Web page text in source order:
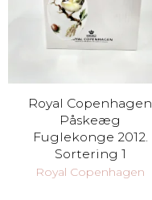
Royal Copenhagen
Påskeæg
Fuglekonge 2012.
Sortering 1
Royal Copenhagen